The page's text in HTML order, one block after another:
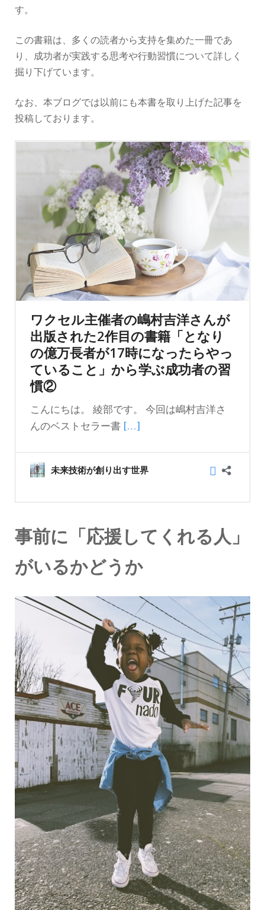
す。
この書籍は、多くの読者から支持を集めた一冊であ
り、成功者が実践する思考や行動習慣について詳しく
掘り下げています。
なお、本ブログでは以前にも本書を取り上げた記事を
投稿しております。
事前に「応援してくれる人」
がいるかどうか